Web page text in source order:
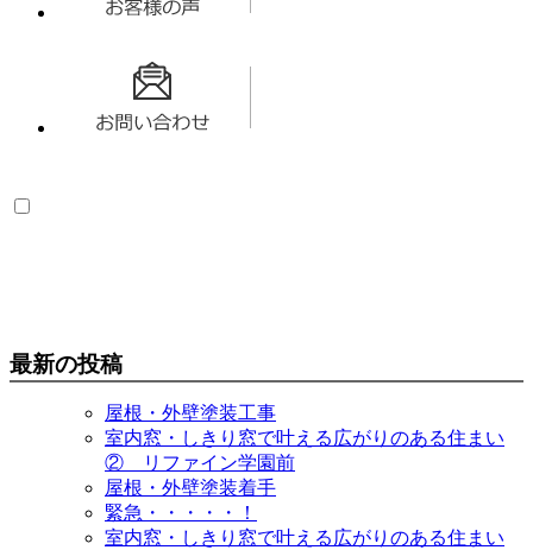
最新の投稿
屋根・外壁塗装工事
室内窓・しきり窓で叶える広がりのある住まい
② リファイン学園前
屋根・外壁塗装着手
緊急・・・・・！
室内窓・しきり窓で叶える広がりのある住まい